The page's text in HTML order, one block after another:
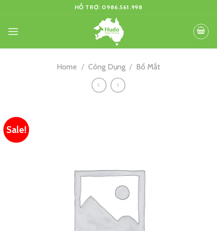
content
HỖ TRỢ: 0986.561.998
Home / Công Dụng / Bổ Mắt
Sale!